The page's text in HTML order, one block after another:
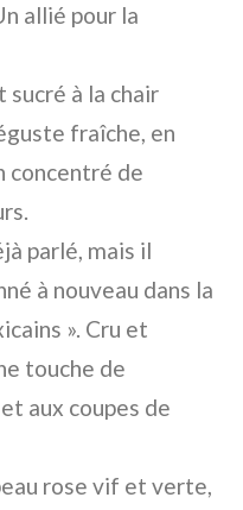
allié pour la
à la chair
fraîche, en
concentré de
parlé, mais il
à nouveau dans la
». Cru et
touche de
aux coupes de
rose vif et verte,